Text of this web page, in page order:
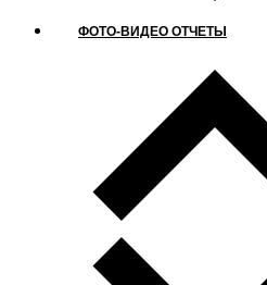
ФОТО-ВИДЕО ОТЧЕТЫ